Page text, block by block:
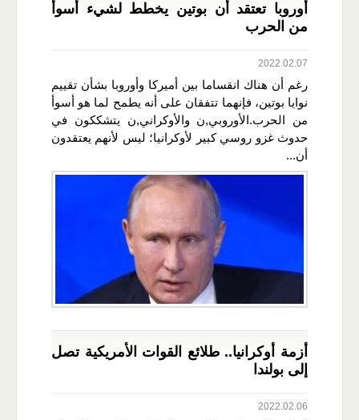
أوروبا تعتقد أن بوتين يخطط لشيء أسوأ
من الحرب
2022.02.07
رغم أن هناك انقساما بين أميركا وأوروبا بشأن تقييم
نوايا بوتين، فإنهما تتفقان على أنه يطمح لما هو أسوأ
من الحرب.الأوروبي,ن والأوكراني,ن يتشككون في
حدوث غزو روسي كبير لأوكرانيا؛ ليس لأنهم يعتقدون
أن...
أزمة أوكرانيا.. طلائع القوات الأمريكية تصل
إلى بولندا
2022.02.06